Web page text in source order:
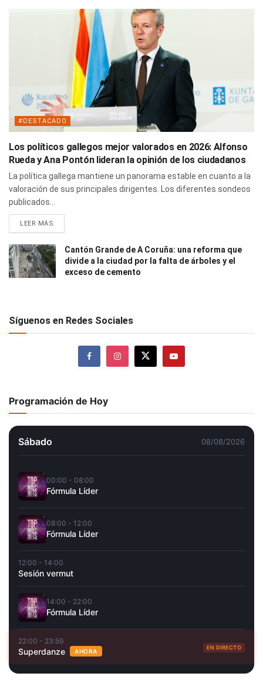
#DESTACADO
Los políticos gallegos mejor valorados en 2026: Alfonso
Rueda y Ana Pontón lideran la opinión de los ciudadanos
La política gallega mantiene un panorama estable en cuanto a la
valoración de sus principales dirigentes. Los diferentes sondeos
publicados...
LEER MÁS
Cantón Grande de A Coruña: una reforma que
divide a la ciudad por la falta de árboles y el
exceso de cemento
Síguenos en Redes Sociales
Programación de Hoy
Sábado 08/08/2026
00:00 - 08:00
Fórmula Líder
08:00 - 12:00
Fórmula Líder
12:00 - 14:00
Sesión vermut
14:00 - 22:00
Fórmula Líder
22:00 - 23:59
Superdanze AHORA
EN DIRECTO